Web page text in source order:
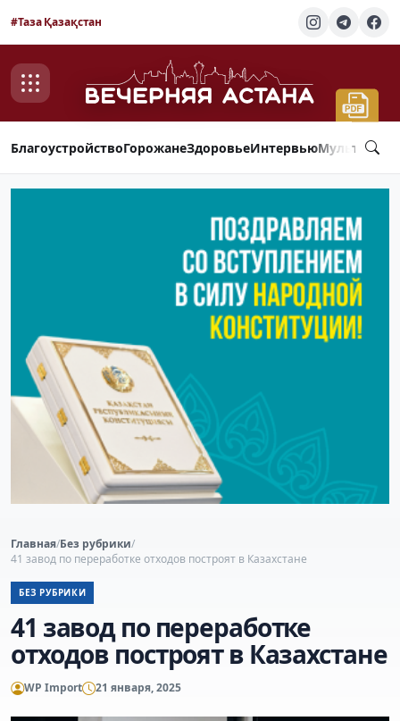
#Таза Қазақстан
БлагоустройствоГорожанеЗдоровьеИнтервью
Главная/Без рубрики/
41 завод по переработке отходов построят в Казахстане
БЕЗ РУБРИКИ
41 завод по переработке
отходов построят в Казахстане
WP Import 21 января, 2025